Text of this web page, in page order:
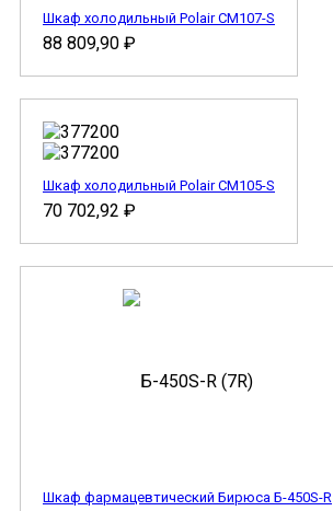
Шкаф холодильный Polair CM107-S
88 809,90 ₽
Шкаф холодильный Polair CM105-S
70 702,92 ₽
Шкаф фармацевтический Бирюса Б-450S-R